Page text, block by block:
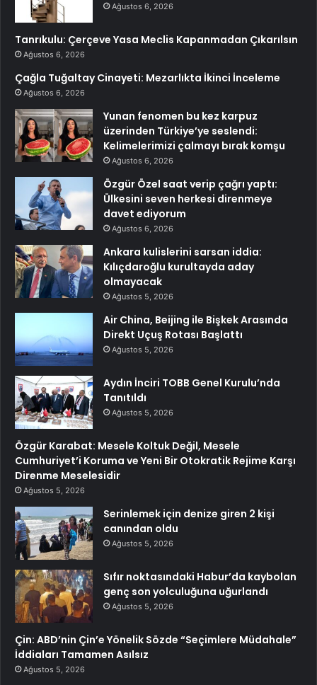
Ağustos 6, 2026
Tanrıkulu: Çerçeve Yasa Meclis Kapanmadan Çıkarılsın
Ağustos 6, 2026
Çağla Tuğaltay Cinayeti: Mezarlıkta İkinci İnceleme
Ağustos 6, 2026
Yunan fenomen bu kez karpuz
üzerinden Türkiye’ye seslendi:
Kelimelerimizi çalmayı bırak komşu
Ağustos 6, 2026
Özgür Özel saat verip çağrı yaptı:
Ülkesini seven herkesi direnmeye
davet ediyorum
Ağustos 6, 2026
Ankara kulislerini sarsan iddia:
Kılıçdaroğlu kurultayda aday
olmayacak
Ağustos 5, 2026
Air China, Beijing ile Bişkek Arasında
Direkt Uçuş Rotası Başlattı
Ağustos 5, 2026
Aydın İnciri TOBB Genel Kurulu’nda
Tanıtıldı
Ağustos 5, 2026
Özgür Karabat: Mesele Koltuk Değil, Mesele
Cumhuriyet’i Koruma ve Yeni Bir Otokratik Rejime Karşı
Direnme Meselesidir
Ağustos 5, 2026
Serinlemek için denize giren 2 kişi
canından oldu
Ağustos 5, 2026
Sıfır noktasındaki Habur’da kaybolan
genç son yolculuğuna uğurlandı
Ağustos 5, 2026
Çin: ABD’nin Çin’e Yönelik Sözde “Seçimlere Müdahale”
İddiaları Tamamen Asılsız
Ağustos 5, 2026